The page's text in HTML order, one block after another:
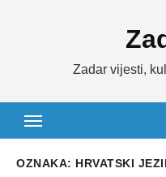
Zadar vijesti,
OZNAKA: HRVATSKI